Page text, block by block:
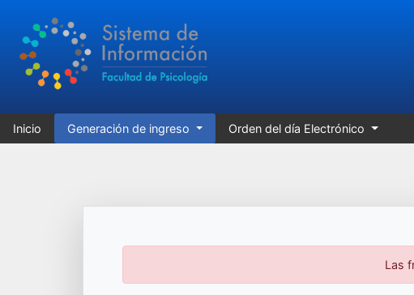
Inicio Generación de ingreso Orden del día Electrónico
Las